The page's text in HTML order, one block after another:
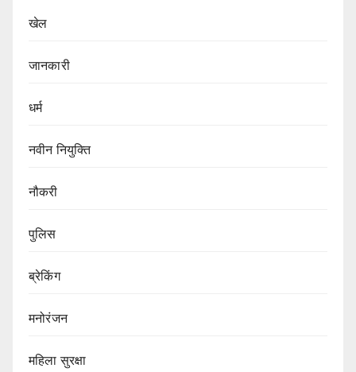
खेल
जानकारी
धर्म
नवीन नियुक्ति
नौकरी
पुलिस
ब्रेकिंग
मनोरंजन
महिला सुरक्षा